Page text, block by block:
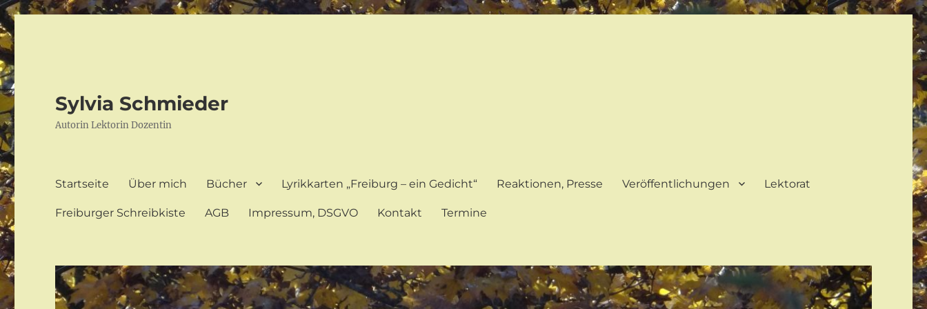
Sylvia Schmieder
Autorin Lektorin Dozentin
Startseite Über mich Bücher Lyrikkarten „Freiburg – ein Gedicht“ Reaktionen, Presse Veröffentlichungen Lektorat
Freiburger Schreibkiste AGB Impressum, DSGVO Kontakt Termine